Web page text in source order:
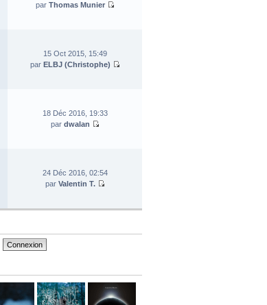
par Thomas Munier
15 Oct 2015, 15:49
par ELBJ (Christophe)
18 Déc 2016, 19:33
par dwalan
24 Déc 2016, 02:54
par Valentin T.